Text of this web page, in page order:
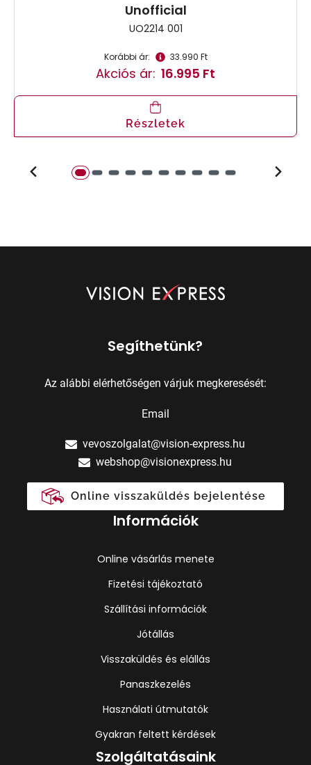
Unofficial
UO2214 001
Korábbi ár: 33.990 Ft
Akciós ár: 16.995 Ft
Részletek
Segíthetünk?
Az alábbi elérhetőségen várjuk megkeresését:
Email
vevoszolgalat@vision-express.hu
webshop@visionexpress.hu
Online visszaküldés bejelentése
Információk
Online vásárlás menete
Fizetési tájékoztató
Szállítási információk
Jótállás
Visszaküldés és elállás
Panaszkezelés
Használati útmutatók
Gyakran feltett kérdések
Szolgáltatásaink